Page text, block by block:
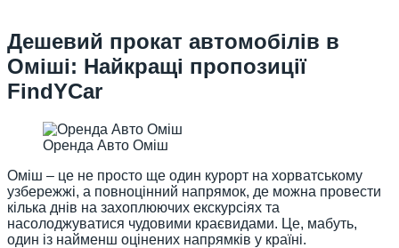
Дешевий прокат автомобілів в
Оміші: Найкращі пропозиції
FindYCar
Оренда Авто Оміш
Оміш – це не просто ще один курорт на хорватському
узбережжі, а повноцінний напрямок, де можна провести
кілька днів на захоплюючих екскурсіях та
насолоджуватися чудовими краєвидами. Це, мабуть,
один із найменш оцінених напрямків у країні.